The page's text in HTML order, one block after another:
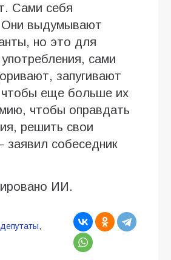
Сами себя
Они выдумывают
но это для
употребления, сами
запугивают
чтобы еще больше их
чтобы оправдать
решить свои
собеседник
ИИ.
депутаты,